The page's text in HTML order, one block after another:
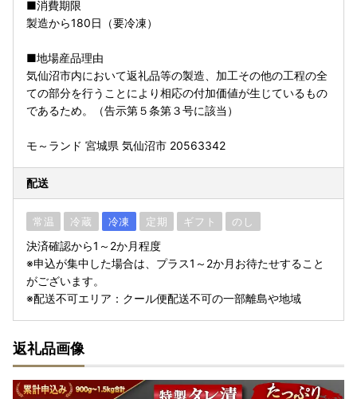
■消費期限
製造から180日（要冷凍）
■地場産品理由
気仙沼市内において返礼品等の製造、加工その他の工程の全
ての部分を行うことにより相応の付加価値が生じているもの
であるため。（告示第５条第３号に該当）
モ～ランド 宮城県 気仙沼市 20563342
配送
常温 冷蔵 冷凍 定期 ギフト のし
決済確認から1～2か月程度
※申込が集中した場合は、プラス1～2か月お待たせすること
がございます。
※配送不可エリア：クール便配送不可の一部離島や地域
返礼品画像